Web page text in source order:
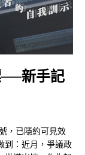
新手記
，已隱約可見效
到：近月，爭議政